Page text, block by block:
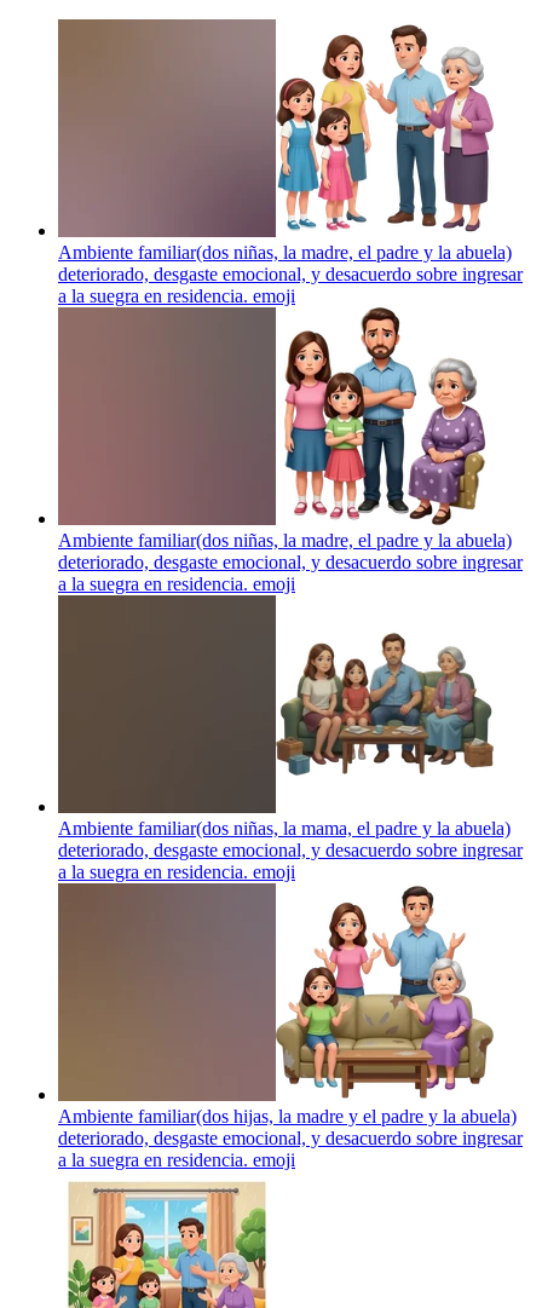
Ambiente familiar(dos niñas, la madre, el padre y la abuela)
deteriorado, desgaste emocional, y desacuerdo sobre ingresar
a la suegra en residencia. emoji
Ambiente familiar(dos niñas, la madre, el padre y la abuela)
deteriorado, desgaste emocional, y desacuerdo sobre ingresar
a la suegra en residencia. emoji
Ambiente familiar(dos niñas, la mama, el padre y la abuela)
deteriorado, desgaste emocional, y desacuerdo sobre ingresar
a la suegra en residencia. emoji
Ambiente familiar(dos hijas, la madre y el padre y la abuela)
deteriorado, desgaste emocional, y desacuerdo sobre ingresar
a la suegra en residencia. emoji